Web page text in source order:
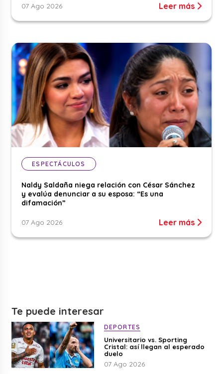
07 Ago 2026 Leer más
ESPECTÁCULOS
Naldy Saldaña niega relación con César Sánchez
y evalúa denunciar a su esposa: “Es una
difamación”
07 Ago 2026 Leer más
Te puede interesar
DEPORTES
Universitario vs. Sporting
Cristal: así llegan al esperado
duelo
07 Ago 2026